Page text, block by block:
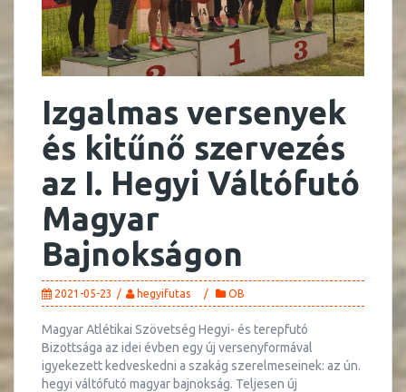
Izgalmas versenyek
és kitűnő szervezés
az I. Hegyi Váltófutó
Magyar
Bajnokságon
2021-05-23 hegyifutas OB
Magyar Atlétikai Szövetség Hegyi- és terepfutó
Bizottsága az idei évben egy új versenyformával
igyekezett kedveskedni a szakág szerelmeseinek: az ún.
hegyi váltófutó magyar bajnokság. Teljesen új